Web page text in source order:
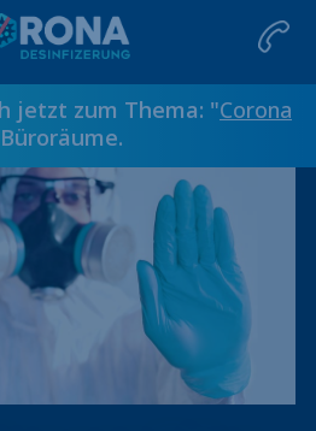
jetzt zum Thema: "Corona